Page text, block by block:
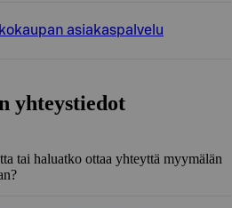
asiakaspalvelu
yhteystiedot
tai haluatko ottaa yhteyttä myymälän